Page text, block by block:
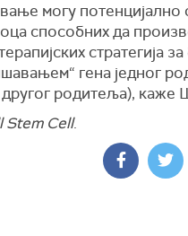
могу потенцијално
способних да
стратегија
гена једног
родитеља), каже
Stem Cell.